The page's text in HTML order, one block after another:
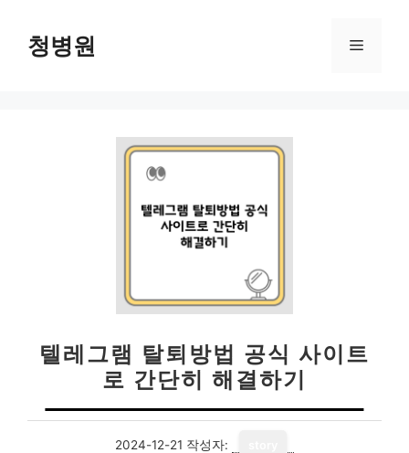
청병원 메
텔레그램 탈퇴방법 공식 사이트
로 간단히 해결하기
2024-12-21 작성자: